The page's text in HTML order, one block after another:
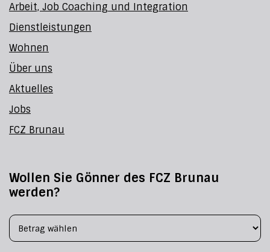
Arbeit, Job Coaching und Integration
Dienstleistungen
Wohnen
Über uns
Aktuelles
Jobs
FCZ Brunau
Wollen Sie Gönner des FCZ Brunau
werden?